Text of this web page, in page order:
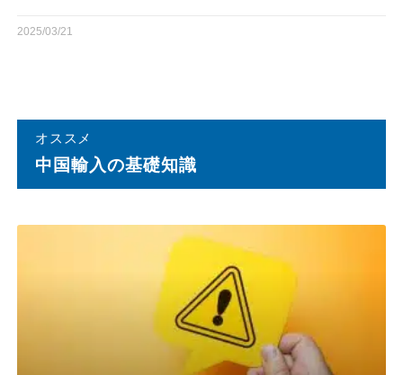
2025/03/21
オススメ
中国輸⼊の基礎知識